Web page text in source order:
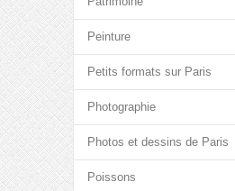
Peinture
Petits formats sur Paris
Photographie
Photos et dessins de Paris
Poissons